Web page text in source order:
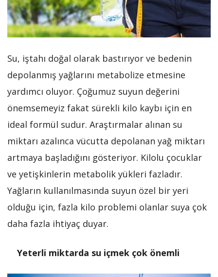
Su, iştahı doğal olarak bastırıyor ve bedenin
depolanmış yağlarını metabolize etmesine
yardımcı oluyor. Çoğumuz suyun değerini
önemsemeyiz fakat sürekli kilo kaybı için en
ideal formül sudur. Araştırmalar alınan su
miktarı azalınca vücutta depolanan yağ miktarı
artmaya başladığını gösteriyor. Kilolu çocuklar
ve yetişkinlerin metabolik yükleri fazladır.
Yağların kullanılmasında suyun özel bir yeri
olduğu için, fazla kilo problemi olanlar suya çok
daha fazla ihtiyaç duyar.
Yeterli miktarda su içmek çok önemli